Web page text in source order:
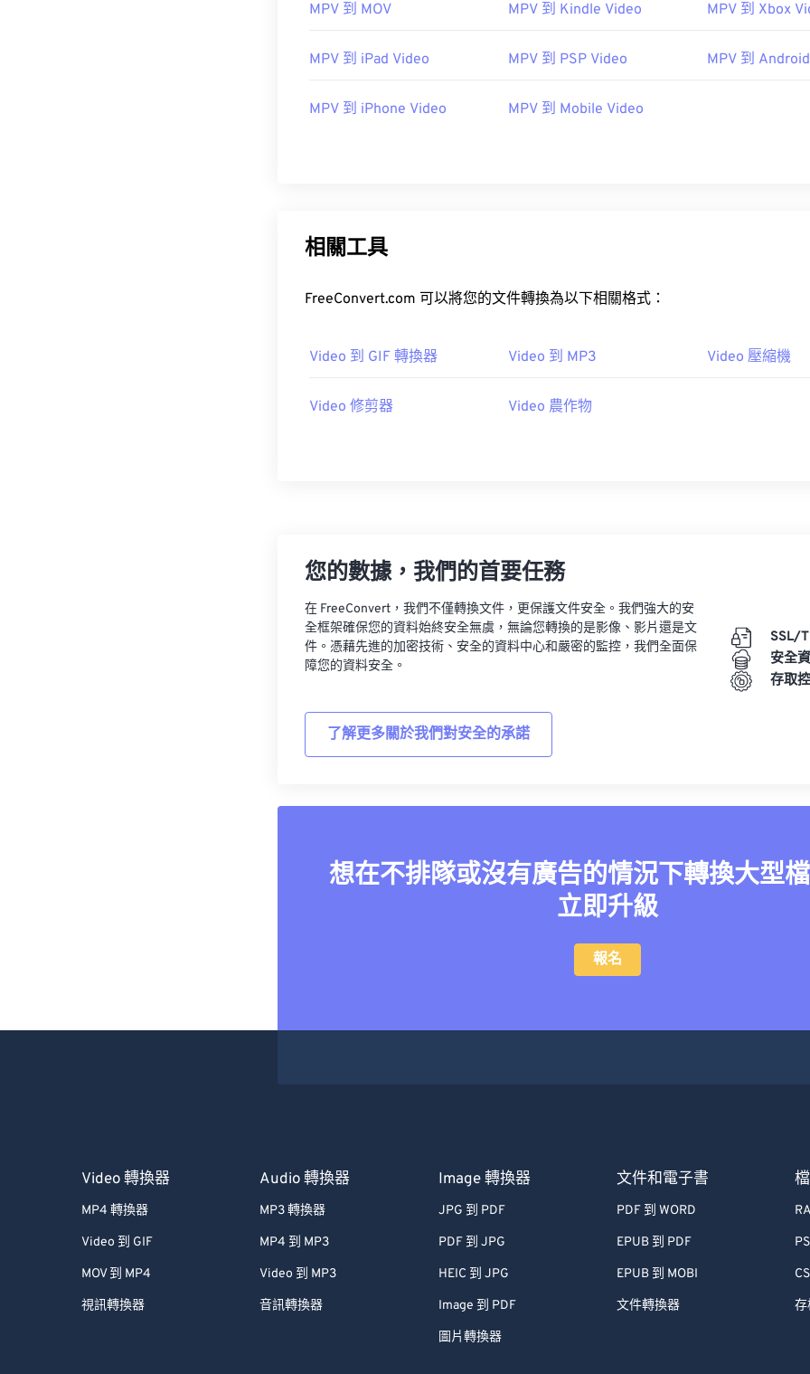
MPV 到 MOV MPV 到 Kindle Video MPV 到 Xbox
MPV 到 iPad Video MPV 到 PSP Video MPV 到
MPV 到 iPhone Video MPV 到 Mobile Video
相關工具
FreeConvert.com 可以將您的文件轉換為以下相關格式：
Video 到 GIF 轉換器 Video 到 MP3 Video 壓縮機
Video 修剪器 Video 農作物
您的數據，我們的首要任務
在 FreeConvert，我們不僅轉換文件，更保護文件安全。我們強大的安
全框架確保您的資料始終安全無虞，無論您轉換的是影像、影片還是文
件。憑藉先進的加密技術、安全的資料中心和嚴密的監控，我們全面保
障您的資料安全。
了解更多關於我們對安全的承諾
SSL/
安全
存取
想在不排隊或沒有廣告的情況下轉換大型
立即升級
報名
Video 轉換器
MP4 轉換器
Video 到 GIF
MOV 到 MP4
視訊轉換器
Audio 轉換器
MP3 轉換器
MP4 到 MP3
Video 到 MP3
音訊轉換器
Image 轉換器
JPG 到 PDF
PDF 到 JPG
HEIC 到 JPG
Image 到 PDF
圖片轉換器
文件和電子書
PDF 到 WORD
EPUB 到 PDF
EPUB 到 MOBI
文件轉換器 存